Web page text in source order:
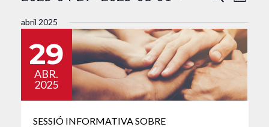
visual
i
cerca
una
data.
abril 2025
29
ABR.
2025
SESSIÓ INFORMATIVA SOBRE